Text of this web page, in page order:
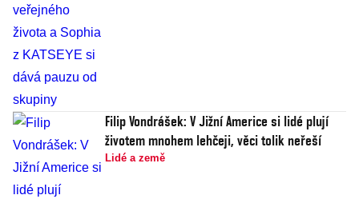
Filip Vondrášek: V Jižní Americe si lidé plují
životem mnohem lehčeji, věci tolik neřeší
Lidé a země